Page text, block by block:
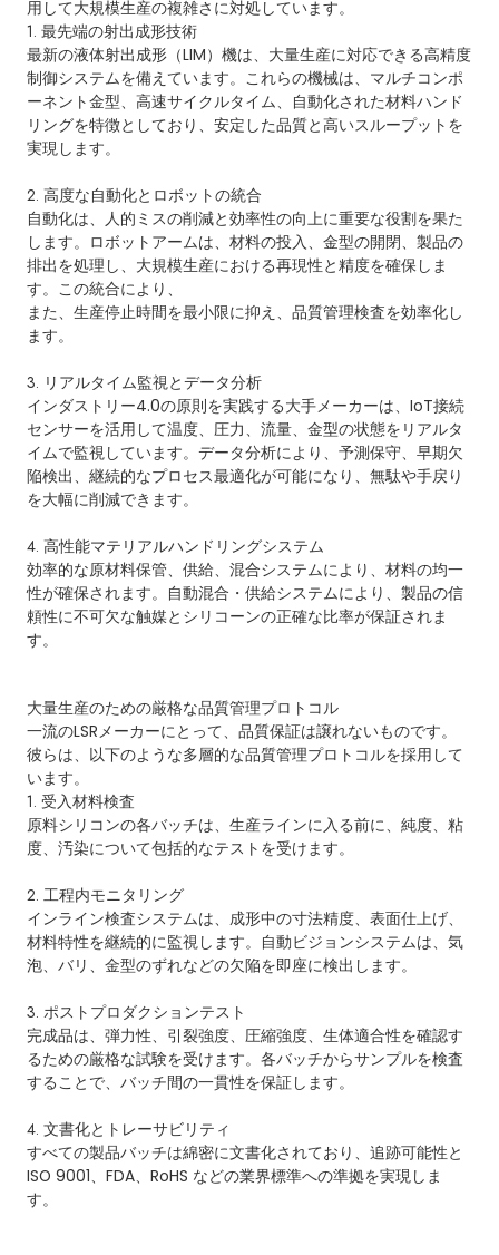
用して大規模生産の複雑さに対処しています。
1. 最先端の射出成形技術
最新の液体射出成形（LIM）機は、大量生産に対応できる高精度
制御システムを備えています。これらの機械は、マルチコンポ
ーネント金型、高速サイクルタイム、自動化された材料ハンド
リングを特徴としており、安定した品質と高いスループットを
実現します。
2. 高度な自動化とロボットの統合
自動化は、人的ミスの削減と効率性の向上に重要な役割を果た
します。ロボットアームは、材料の投入、金型の開閉、製品の
排出を処理し、大規模生産における再現性と精度を確保しま
す。この統合により、
また、生産停止時間を最小限に抑え、品質管理検査を効率化し
ます。
3. リアルタイム監視とデータ分析
インダストリー4.0の原則を実践する大手メーカーは、IoT接続
センサーを活用して温度、圧力、流量、金型の状態をリアルタ
イムで監視しています。データ分析により、予測保守、早期欠
陥検出、継続的なプロセス最適化が可能になり、無駄や手戻り
を大幅に削減できます。
4. 高性能マテリアルハンドリングシステム
効率的な原材料保管、供給、混合システムにより、材料の均一
性が確保されます。自動混合・供給システムにより、製品の信
頼性に不可欠な触媒とシリコーンの正確な比率が保証されま
す。
大量生産のための厳格な品質管理プロトコル
一流のLSRメーカーにとって、品質保証は譲れないものです。
彼らは、以下のような多層的な品質管理プロトコルを採用して
います。
1. 受入材料検査
原料シリコンの各バッチは、生産ラインに入る前に、純度、粘
度、汚染について包括的なテストを受けます。
2. 工程内モニタリング
インライン検査システムは、成形中の寸法精度、表面仕上げ、
材料特性を継続的に監視します。自動ビジョンシステムは、気
泡、バリ、金型のずれなどの欠陥を即座に検出します。
3. ポストプロダクションテスト
完成品は、弾力性、引裂強度、圧縮強度、生体適合性を確認す
るための厳格な試験を受けます。各バッチからサンプルを検査
することで、バッチ間の一貫性を保証します。
4. 文書化とトレーサビリティ
すべての製品バッチは綿密に文書化されており、追跡可能性と
ISO 9001、FDA、RoHS などの業界標準への準拠を実現しま
す。